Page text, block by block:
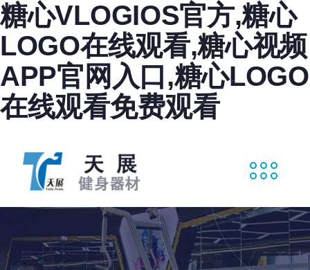
糖心VLOGIOS官方,糖心
LOGO在线观看,糖心视频
APP官网入口,糖心LOGO
在线观看免费观看